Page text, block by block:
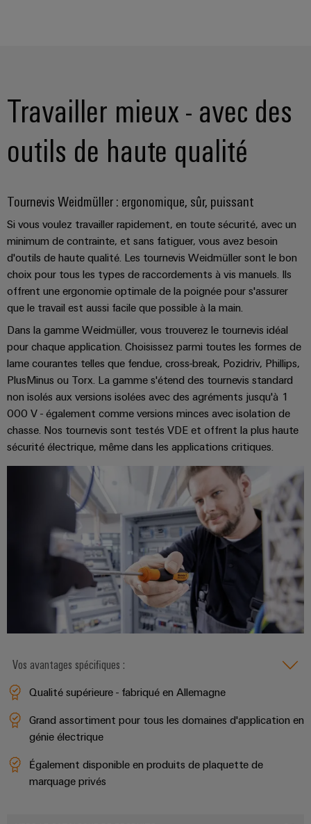
la
transition
Énergie
Excellence
opérationnelle
dans
domaine
de
l'énergie
éolienne
de
l'armoire
distribution
Service
d'assemblage
Rails
de
raccordement
équipés
Boîtiers
modifiés
et
équipés
Assemblage
de
câbles
spécifiques
Nouveautés
produits
Technique de
raccordement
pratique pour
votre
industrie. Nos
innovations
pour la
connectivité
industrielle.
Travailler mieux - avec des
outils de haute qualité
Tournevis Weidmüller : ergonomique, sûr, puissant
Si vous voulez travailler rapidement, en toute sécurité, avec un
minimum de contrainte, et sans fatiguer, vous avez besoin
d'outils de haute qualité. Les tournevis Weidmüller sont le bon
choix pour tous les types de raccordements à vis manuels. Ils
offrent une ergonomie optimale de la poignée pour s'assurer
que le travail est aussi facile que possible à la main.
Dans la gamme Weidmüller, vous trouverez le tournevis idéal
pour chaque application. Choisissez parmi toutes les formes de
lame courantes telles que fendue, cross-break, Pozidriv, Phillips,
PlusMinus ou Torx. La gamme s'étend des tournevis standard
non isolés aux versions isolées avec des agréments jusqu'à 1
000 V - également comme versions minces avec isolation de
chasse. Nos tournevis sont testés VDE et offrent la plus haute
sécurité électrique, même dans les applications critiques.
Vos avantages spécifiques :
Qualité supérieure - fabriqué en Allemagne
Grand assortiment pour tous les domaines d'application en
génie électrique
Également disponible en produits de plaquette de
marquage privés